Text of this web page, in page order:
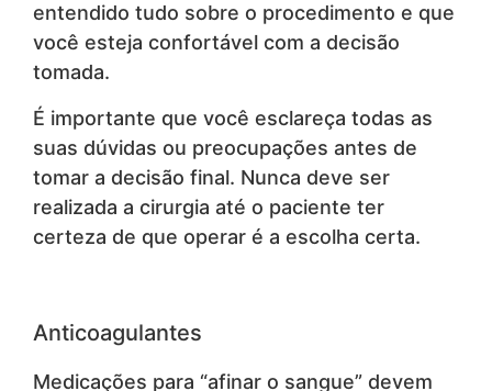
entendido tudo sobre o procedimento e que
você esteja confortável com a decisão
tomada.
É importante que você esclareça todas as
suas dúvidas ou preocupações antes de
tomar a decisão final. Nunca deve ser
realizada a cirurgia até o paciente ter
certeza de que operar é a escolha certa.
Anticoagulantes
Medicações para “afinar o sangue” devem